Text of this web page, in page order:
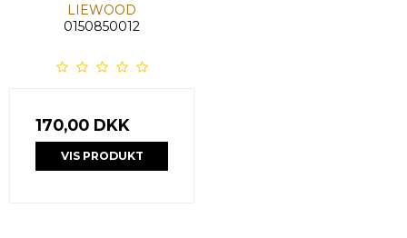
LIEWOOD
0150850012
170,00 DKK
VIS PRODUKT